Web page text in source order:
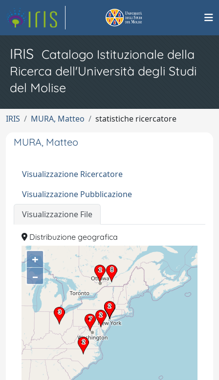
IRIS Catalogo Istituzionale della
Ricerca dell'Università degli Studi
del Molise
IRIS MURA, Matteo statistiche ricercatore
MURA, Matteo
Visualizzazione Ricercatore
Visualizzazione Pubblicazione
Visualizzazione File
Distribuzione geografica
+
–